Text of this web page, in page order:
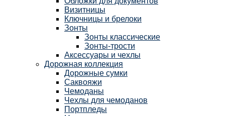
Визитницы
Ключницы и брелоки
Зонты
Зонты классические
Зонты-трости
Аксессуары и чехлы
Дорожная коллекция
Дорожные сумки
Саквояжи
Чемоданы
Чехлы для чемоданов
Портпледы